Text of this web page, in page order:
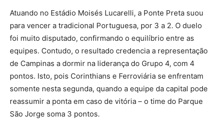
Atuando no Estádio Moisés Lucarelli, a Ponte Preta suou
para vencer a tradicional Portuguesa, por 3 a 2. O duelo
foi muito disputado, confirmando o equilíbrio entre as
equipes. Contudo, o resultado credencia a representação
de Campinas a dormir na liderança do Grupo 4, com 4
pontos. Isto, pois Corinthians e Ferroviária se enfrentam
somente nesta segunda, quando a equipe da capital pode
reassumir a ponta em caso de vitória – o time do Parque
São Jorge soma 3 pontos.